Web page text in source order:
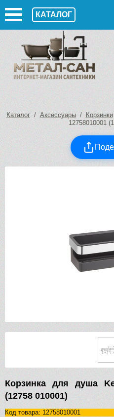
КАТАЛОГ
Каталог/ Аксессуары/ Корзинки
12758010001
Корзинка для душа
(12758 010001)
Код товара: 12758010001